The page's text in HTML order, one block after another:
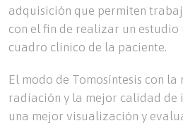
adquisición que permiten
con el fin de realizar un
cuadro clínico de la paciente.
El modo de Tomosíntesis con
radiación y la mejor calidad de
una mejor visualización y